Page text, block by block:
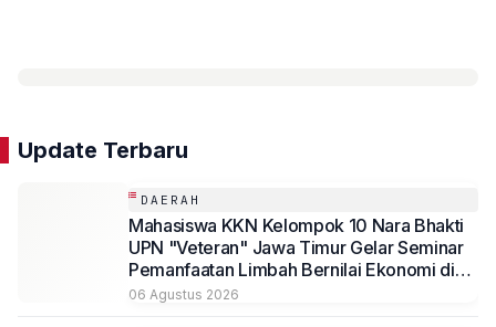
Update Terbaru
DAERAH
Mahasiswa KKN Kelompok 10 Nara Bhakti
UPN "Veteran" Jawa Timur Gelar Seminar
Pemanfaatan Limbah Bernilai Ekonomi di
Desa Mojoduwur
06 Agustus 2026